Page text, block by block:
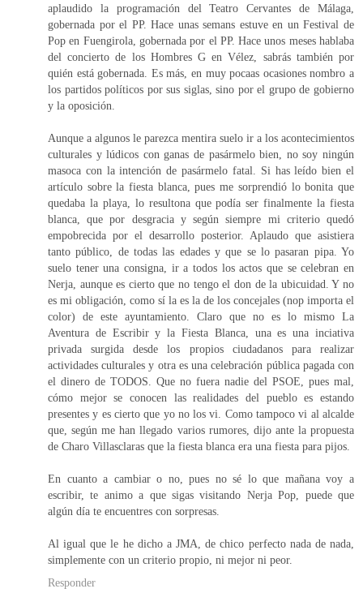
aplaudido la programación del Teatro Cervantes de Málaga,
gobernada por el PP. Hace unas semans estuve en un Festival de
Pop en Fuengirola, gobernada por el PP. Hace unos meses hablaba
del concierto de los Hombres G en Vélez, sabrás también por
quién está gobernada. Es más, en muy pocaas ocasiones nombro a
los partidos políticos por sus siglas, sino por el grupo de gobierno
y la oposición.
Aunque a algunos le parezca mentira suelo ir a los acontecimientos
culturales y lúdicos con ganas de pasármelo bien, no soy ningún
masoca con la intención de pasármelo fatal. Si has leído bien el
artículo sobre la fiesta blanca, pues me sorprendió lo bonita que
quedaba la playa, lo resultona que podía ser finalmente la fiesta
blanca, que por desgracia y según siempre mi criterio quedó
empobrecida por el desarrollo posterior. Aplaudo que asistiera
tanto público, de todas las edades y que se lo pasaran pipa. Yo
suelo tener una consigna, ir a todos los actos que se celebran en
Nerja, aunque es cierto que no tengo el don de la ubicuidad. Y no
es mi obligación, como sí la es la de los concejales (nop importa el
color) de este ayuntamiento. Claro que no es lo mismo La
Aventura de Escribir y la Fiesta Blanca, una es una inciativa
privada surgida desde los propios ciudadanos para realizar
actividades culturales y otra es una celebración pública pagada con
el dinero de TODOS. Que no fuera nadie del PSOE, pues mal,
cómo mejor se conocen las realidades del pueblo es estando
presentes y es cierto que yo no los vi. Como tampoco vi al alcalde
que, según me han llegado varios rumores, dijo ante la propuesta
de Charo Villasclaras que la fiesta blanca era una fiesta para pijos.
En cuanto a cambiar o no, pues no sé lo que mañana voy a
escribir, te animo a que sigas visitando Nerja Pop, puede que
algún día te encuentres con sorpresas.
Al igual que le he dicho a JMA, de chico perfecto nada de nada,
simplemente con un criterio propio, ni mejor ni peor.
Responder